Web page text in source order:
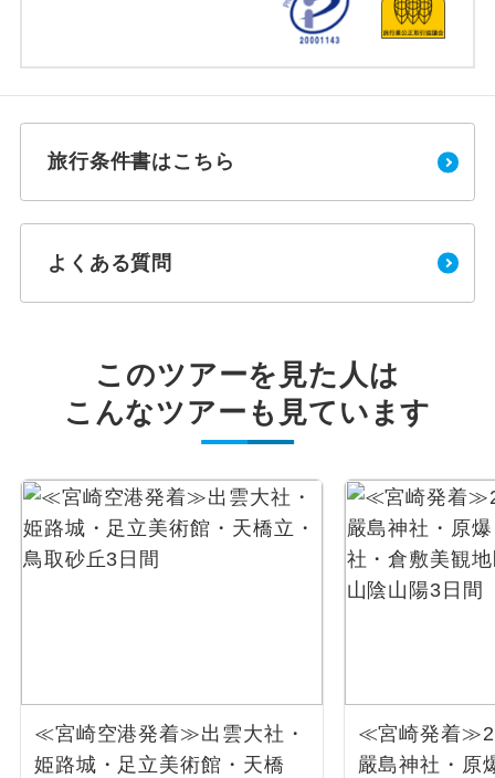
旅行条件書はこちら
よくある質問
このツアーを見た人は
こんなツアーも見ています
≪宮崎空港発着≫出雲大社・
姫路城・足立美術館・天橋
≪宮崎発着≫2
嚴島神社・原